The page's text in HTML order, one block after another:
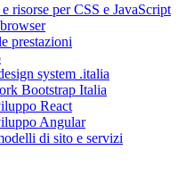
risorse per CSS e JavaScript
prestazioni
system .italia
Bootstrap Italia
React
Angular
di sito e servizi